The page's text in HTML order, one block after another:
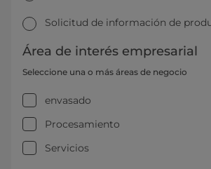
Solicitud de información de
Área de interés empresarial
Seleccione una o más áreas de negocio
envasado
Procesamiento
Servicios